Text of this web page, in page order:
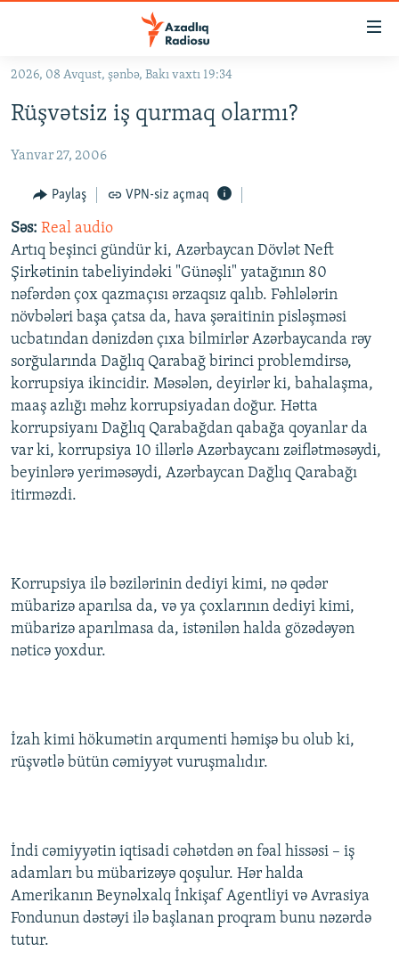
Əsas
qayıt
naviqasiyaya
Axtarışa
keç
#İZAHLA
KORRUPSIOMETR
#ƏSLINDƏ
FƏRQƏ BAX
QANUNI DOĞRU
ARAŞDIRMA
MULTIMEDIA
VIDEO
FOTOQALEREYA
İNFOQRAFIKA
KARIKATURA
RADIO ARXIV
OXU ZALI
AZƏRBAYCAN ƏDƏBIYYATI KITABXANASI
İSLAM VƏ DEMOKRATIYA
İZ - MƏDƏNIYYƏT PROQRAMI
HAQQIMIZDA
MISSIYAMIZ
PEŞƏ ETIKASI VƏ JURNALISTIKA STANDARTLARIMIZ
MATERIALLARIMIZDAN ISTIFADƏ
XƏBƏR BÜLLETENLƏRIMIZ
BIZI IZLƏ
2026, 08 Avqust, şənbə, Bakı vaxtı 19:34
Rüşvətsiz iş qurmaq olarmı?
Yanvar 27, 2006
Paylaş VPN-siz açmaq
Səs: Real audio
Artıq beşinci gündür ki, Azərbaycan Dövlət Neft
Şirkətinin tabeliyindəki "Günəşli" yatağının 80
nəfərdən çox qazmaçısı ərzaqsız qalıb. Fəhlələrin
növbələri başa çatsa da, hava şəraitinin pisləşməsi
ucbatından dənizdən çıxa bilmirlər Azərbaycanda rəy
sorğularında Dağlıq Qarabağ birinci problemdirsə,
korrupsiya ikincidir. Məsələn, deyirlər ki, bahalaşma,
maaş azlığı məhz korrupsiyadan doğur. Hətta
korrupsiyanı Dağlıq Qarabağdan qabağa qoyanlar da
var ki, korrupsiya 10 illərlə Azərbaycanı zəiflətməsəydi,
beyinlərə yeriməsəydi, Azərbaycan Dağlıq Qarabağı
itirməzdi.
Korrupsiya ilə bəzilərinin dediyi kimi, nə qədər
mübarizə aparılsa da, və ya çoxlarının dediyi kimi,
mübarizə aparılmasa da, istənilən halda gözədəyən
nəticə yoxdur.
İzah kimi hökumətin arqumenti həmişə bu olub ki,
rüşvətlə bütün cəmiyyət vuruşmalıdır.
İndi cəmiyyətin iqtisadi cəhətdən ən fəal hissəsi – iş
adamları bu mübarizəyə qoşulur. Hər halda
Amerikanın Beynəlxalq İnkişaf Agentliyi və Avrasiya
Fondunun dəstəyi ilə başlanan proqram bunu nəzərdə
tutur.